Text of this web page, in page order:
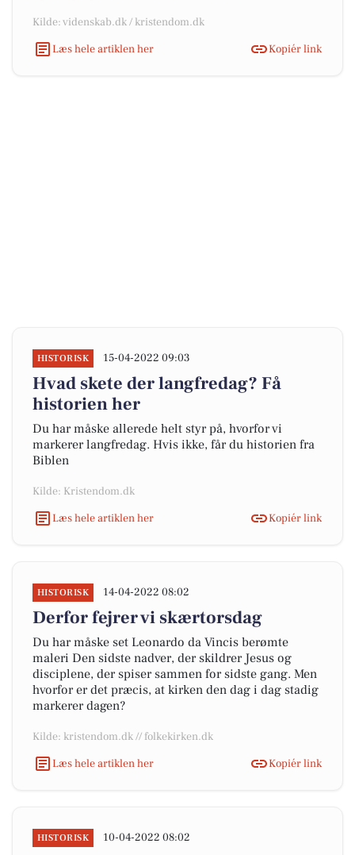
Kilde: videnskab.dk / kristendom.dk
Læs hele artiklen her
Kopiér link
HISTORISK 15-04-2022 09:03
Hvad skete der langfredag? Få
historien her
Du har måske allerede helt styr på, hvorfor vi
markerer langfredag. Hvis ikke, får du historien fra
Biblen
Kilde: Kristendom.dk
Læs hele artiklen her
Kopiér link
HISTORISK 14-04-2022 08:02
Derfor fejrer vi skærtorsdag
Du har måske set Leonardo da Vincis berømte
maleri Den sidste nadver, der skildrer Jesus og
disciplene, der spiser sammen for sidste gang. Men
hvorfor er det præcis, at kirken den dag i dag stadig
markerer dagen?
Kilde: kristendom.dk // folkekirken.dk
Læs hele artiklen her
Kopiér link
HISTORISK 10-04-2022 08:02